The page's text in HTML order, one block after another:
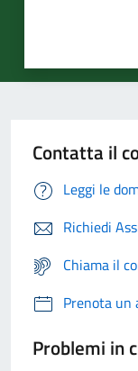
Contatta il
Leggi le
Richiedi
Chiama il
Prenota un
Problemi in